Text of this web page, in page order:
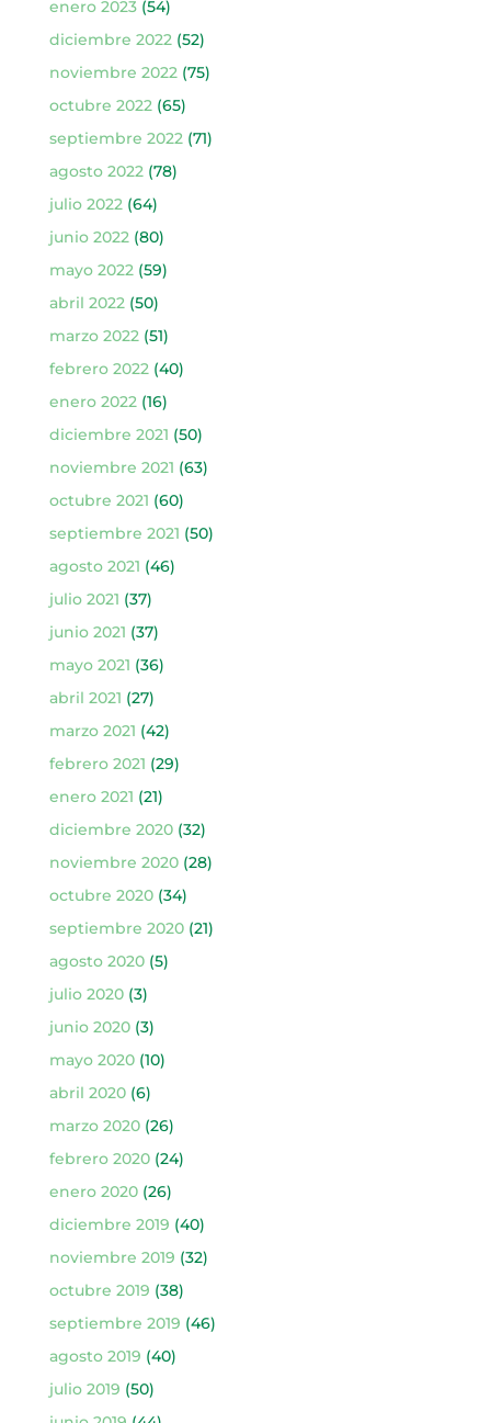
enero 2023(54)
diciembre 2022 (52)
noviembre 2022 (75)
octubre 2022 (65)
septiembre 2022 (71)
agosto 2022 (78)
julio 2022 (64)
junio 2022 (80)
mayo 2022 (59)
abril 2022 (50)
marzo 2022 (51)
febrero 2022 (40)
enero 2022 (16)
diciembre 2021 (50)
noviembre 2021 (63)
octubre 2021 (60)
septiembre 2021 (50)
agosto 2021 (46)
julio 2021 (37)
junio 2021 (37)
mayo 2021 (36)
abril 2021 (27)
marzo 2021 (42)
febrero 2021 (29)
enero 2021 (21)
diciembre 2020(32)
noviembre 2020(28)
octubre 2020(34)
septiembre 2020(21)
agosto 2020(5)
julio 2020(3)
junio 2020(3)
mayo 2020(10)
abril 2020(6)
marzo 2020(26)
febrero 2020(24)
enero 2020(26)
diciembre 2019 (40)
noviembre 2019 (32)
octubre 2019 (38)
septiembre 2019 (46)
agosto 2019 (40)
julio 2019 (50)